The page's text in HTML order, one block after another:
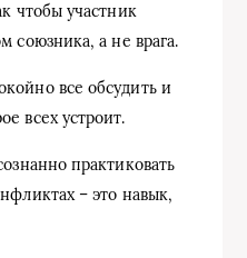
чтобы участник
союзника, а не врага.
все обсудить и
всех устроит.
практиковать
– это навык,